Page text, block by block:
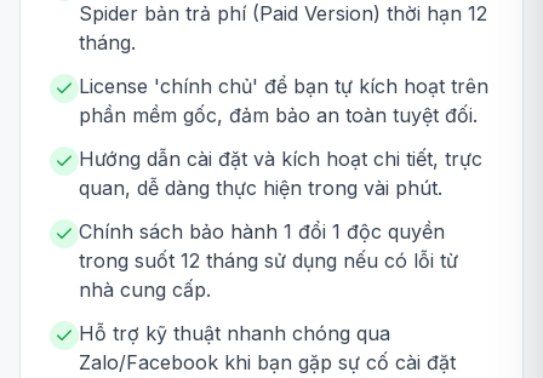
Spider bản trả phí (Paid Version) thời hạn 12
tháng.
License 'chính chủ' để bạn tự kích hoạt trên
phần mềm gốc, đảm bảo an toàn tuyệt đối.
Hướng dẫn cài đặt và kích hoạt chi tiết, trực
quan, dễ dàng thực hiện trong vài phút.
Chính sách bảo hành 1 đổi 1 độc quyền
trong suốt 12 tháng sử dụng nếu có lỗi từ
nhà cung cấp.
Hỗ trợ kỹ thuật nhanh chóng qua
Zalo/Facebook khi bạn gặp sự cố cài đặt